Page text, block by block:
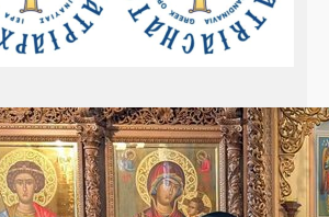
Σεβ. Μητροπολίτου Σουηδίας
κ. Κλεόπα Ομιλία στην
Κυριακή Γ´ Ματθαίου